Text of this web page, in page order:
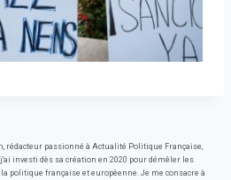
rédacteur passionné à Actualité Politique Française,
investi dès sa création en 2020 pour démêler les
politique française et européenne. Je me consacre à